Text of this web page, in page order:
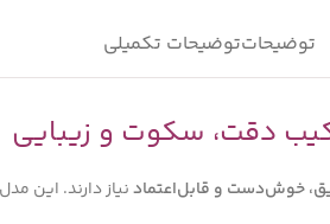
توضیحاتتوضیحات تکمیلی
خوش‌دست و قابل‌اعتمادنیاز دارند. این